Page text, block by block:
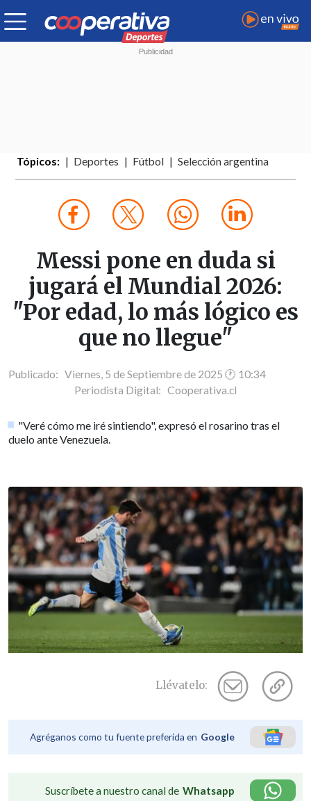
Tópicos: Deportes Fútbol Selección argentina
Messi pone en duda si
jugará el Mundial 2026:
"Por edad, lo más lógico es
que no llegue"
Publicado: Viernes, 5 de Septiembre de 2025 🕐 10:34
Periodista Digital: Cooperativa.cl
"Veré cómo me iré sintiendo", expresó el rosarino tras el
duelo ante Venezuela.
Llévatelo:
Agréganos como tu fuente preferida en Google
Suscríbete a nuestro canal de Whatsapp